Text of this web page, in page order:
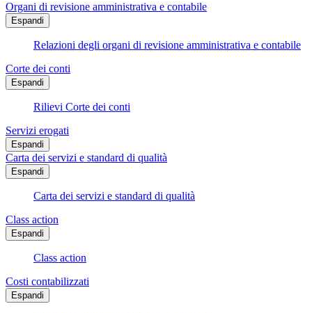
Organi di revisione amministrativa e contabile
Espandi
Relazioni degli organi di revisione amministrativa e contabile
Corte dei conti
Espandi
Rilievi Corte dei conti
Servizi erogati
Espandi
Carta dei servizi e standard di qualità
Espandi
Carta dei servizi e standard di qualità
Class action
Espandi
Class action
Costi contabilizzati
Espandi